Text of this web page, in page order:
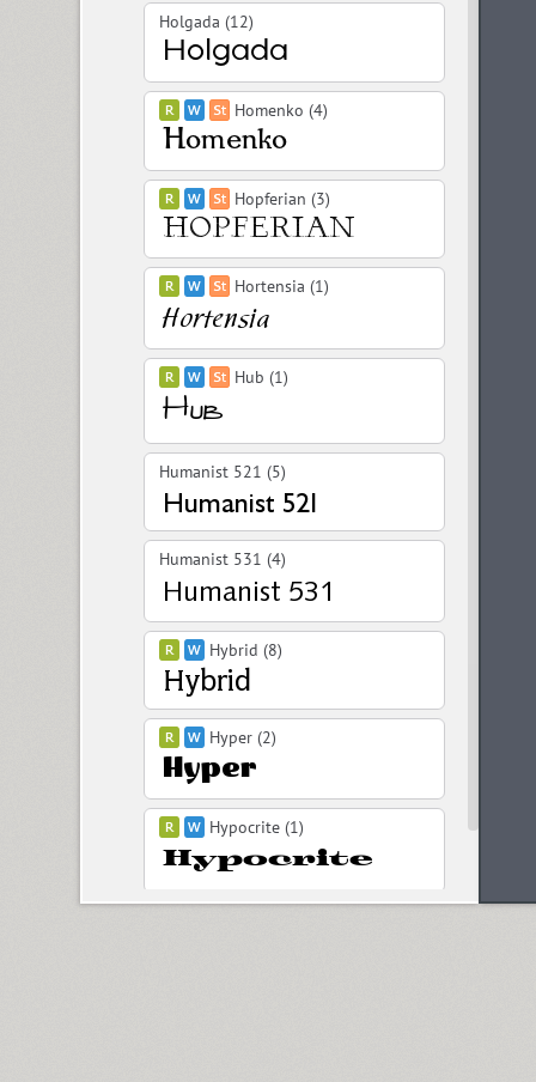
Holgada (12)
Homenko (4)
Hopferian (3)
Hortensia (1)
Hub (1)
Humanist 521 (5)
Humanist 531 (4)
Hybrid (8)
Hyper (2)
Hypocrite (1)